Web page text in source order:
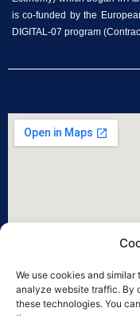
We use cookies and
analyze website traffic. By
these technologies. You
is co-funded by the
DIGITAL-07 program